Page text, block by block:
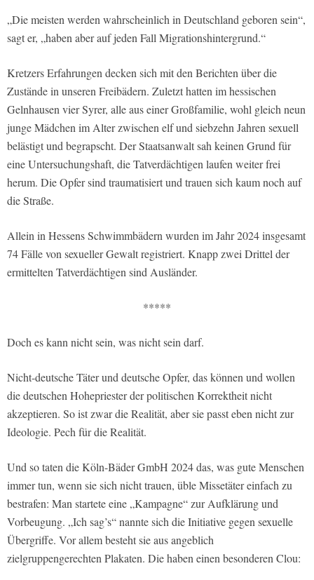
„Die meisten werden wahrscheinlich in Deutschland geboren sein“,
sagt er, „haben aber auf jeden Fall Migrationshintergrund.“
Kretzers Erfahrungen decken sich mit den Berichten über die
Zustände in unseren Freibädern. Zuletzt hatten im hessischen
Gelnhausen vier Syrer, alle aus einer Großfamilie, wohl gleich neun
junge Mädchen im Alter zwischen elf und siebzehn Jahren sexuell
belästigt und begrapscht. Der Staatsanwalt sah keinen Grund für
eine Untersuchungshaft, die Tatverdächtigen laufen weiter frei
herum. Die Opfer sind traumatisiert und trauen sich kaum noch auf
die Straße.
Allein in Hessens Schwimmbädern wurden im Jahr 2024 insgesamt
74 Fälle von sexueller Gewalt registriert. Knapp zwei Drittel der
ermittelten Tatverdächtigen sind Ausländer.
*****
Doch es kann nicht sein, was nicht sein darf.
Nicht-deutsche Täter und deutsche Opfer, das können und wollen
die deutschen Hohepriester der politischen Korrektheit nicht
akzeptieren. So ist zwar die Realität, aber sie passt eben nicht zur
Ideologie. Pech für die Realität.
Und so taten die Köln-Bäder GmbH 2024 das, was gute Menschen
immer tun, wenn sie sich nicht trauen, üble Missetäter einfach zu
bestrafen: Man startete eine „Kampagne“ zur Aufklärung und
Vorbeugung. „Ich sag’s“ nannte sich die Initiative gegen sexuelle
Übergriffe. Vor allem besteht sie aus angeblich
zielgruppengerechten Plakaten. Die haben einen besonderen Clou: